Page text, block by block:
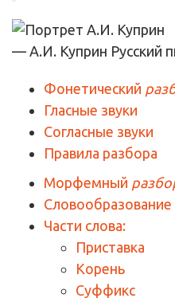
— А.И. Куприн Русский
Фонетический
Гласные звуки
Согласные звуки
Правила разбора
Морфемный
Словообразование
Части слова:
Приставка
Корень
Суффикс